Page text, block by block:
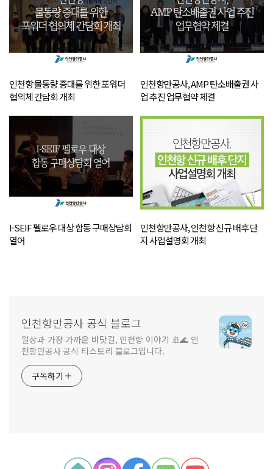
인천항 물동량 증대를 위한 포워더
협의체 간담회 개최
인천항만공사, AMP 탄소배출권 사
업 추진 업무협약 체결
I-SEIF 펠로우 대상 합동 구매상담회
열어
인천항만공사, 인천항 신규 배후 단
지 사업설명회 개최
인천항만공사 공식 블로그
일상과 가장 가까운 바닷길, 인천항 이야기 🚢🌊 인
천항만공사 공식 티스토리 블로그입니다.
구독하기